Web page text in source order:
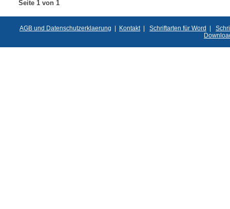
Seite 1 von 1
AGB und Datenschutzerklaerung | Kontakt| Schriftarten für Word |